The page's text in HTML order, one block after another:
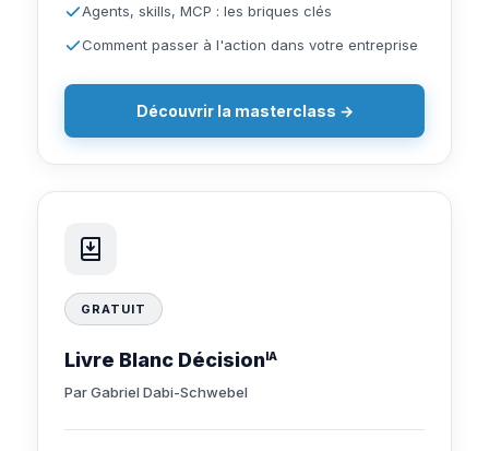
Agents, skills, MCP : les briques clés
Comment passer à l'action dans votre entreprise
Découvrir la masterclass →
GRATUIT
Livre Blanc Décision IA
Par Gabriel Dabi-Schwebel